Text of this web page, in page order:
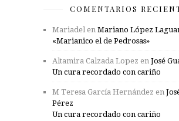
COMENTARIOS
Mariadelen Mariano López
«Marianico el de Pedrosas»
Altamira Calzada Lopez en José
Un cura recordado con cariño
M Teresa García Hernández en
Pérez
Un cura recordado con cariño